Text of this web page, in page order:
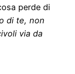
perde di
di te, non
via da